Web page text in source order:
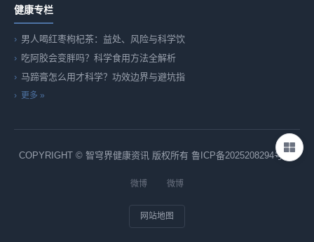
健康专栏
男人喝红枣枸杞茶：益处、风险与科学饮
吃阿胶会变胖吗？科学食用方法全解析
马蹄膏怎么用才科学？功效边界与避坑指
更多 »
COPYRIGHT © 智穹界健康资讯 版权所有 鲁ICP备2025208294号-82
微博 微博
网站地图